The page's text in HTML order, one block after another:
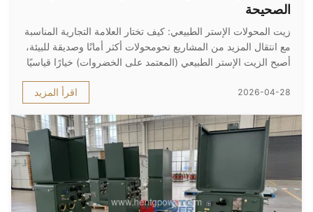
الصحيحة
زيت المحولات الإستر الطبيعي: كيف تختار العلامة التجارية المناسبة
مع انتقال المزيد من المشاريع نحومحولات أكثر أمانًا وصديقة للبيئة،
أصبح الزيت الإستر الطبيعي (المعتمد على الخضروات) خيارًا قياسيًا
بين العلامات التجارية الرئيسية للزيوت الإست...
2026-04-28 اقرأ المزيد